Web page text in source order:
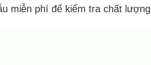
miễn phí để kiểm tra chất lượng